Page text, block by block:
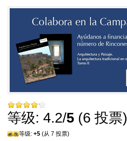
等级: 4.2/5 (6 投票)
等级: +5 (从 7 投票)